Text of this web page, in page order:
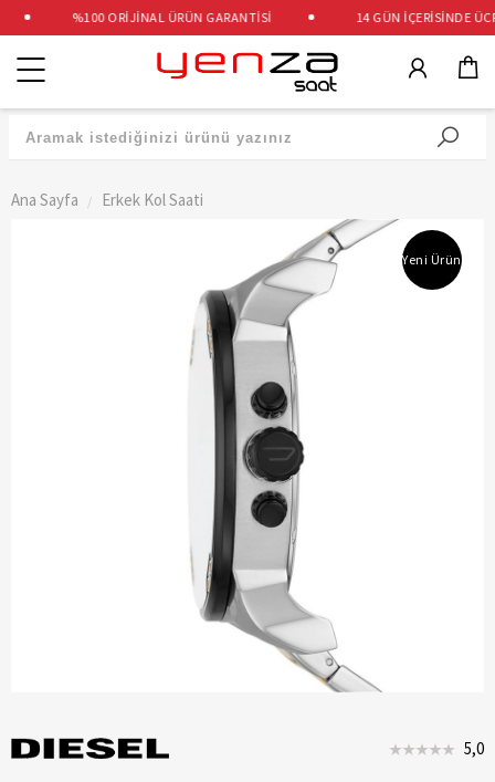
%100 ORİJİNAL ÜRÜN GARANTİSİ 14 GÜN İÇERİSİNDE
Kategoriler
Ana Sayfa Erkek Kol Saati
Yeni Ürün
5,0